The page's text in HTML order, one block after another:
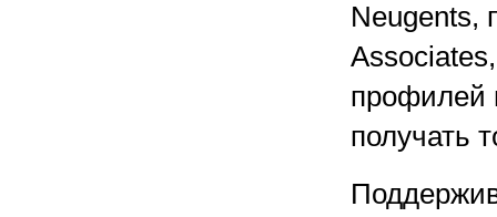
Neugents,
профилей
получать